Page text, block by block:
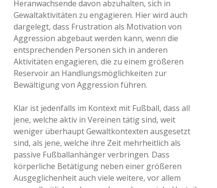
Heranwachsende davon abzuhalten, sich in
Gewaltaktivitäten zu engagieren. Hier wird auch
dargelegt, dass Frustration als Motivation von
Aggression abgebaut werden kann, wenn die
entsprechenden Personen sich in anderen
Aktivitäten engagieren, die zu einem größeren
Reservoir an Handlungsmöglichkeiten zur
Bewältigung von Aggression führen.
Klar ist jedenfalls im Kontext mit Fußball, dass all
jene, welche aktiv in Vereinen tätig sind, weit
weniger überhaupt Gewaltkontexten ausgesetzt
sind, als jene, welche ihre Zeit mehrheitlich als
passive Fußballanhänger verbringen. Dass
körperliche Betätigung neben einer größeren
Ausgeglichenheit auch viele weitere, vor allem